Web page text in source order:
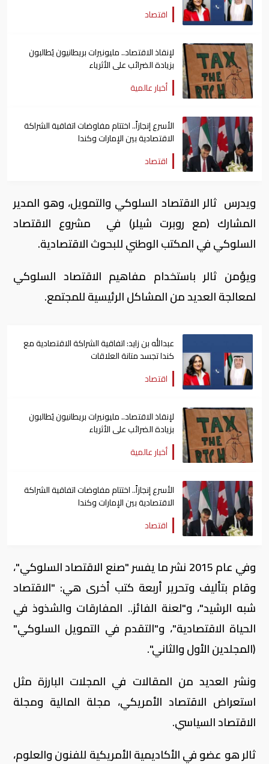
اقتصاد
لإنقاذ الاقتصاد.. مليونيرات بريطانيون يُطالبون
بزيادة الضرائب على الأثرياء
أخبار عالمية
الأسرع إنجازاً.. اختتام مفاوضات اتفاقية الشراكة
الاقتصادية بين الإمارات وكندا
اقتصاد
ويدرس ثالر الاقتصاد السلوكي والتمويل، وهو المدير
المشارك (مع روبرت شيلر) في مشروع الاقتصاد
السلوكي في المكتب الوطني للبحوث الاقتصادية.
ويؤمن ثالر باستخدام مفاهيم الاقتصاد السلوكي
لمعالجة العديد من المشاكل الرئيسية للمجتمع.
عبدالله بن زايد: اتفاقية الشراكة الاقتصادية مع
كندا تجسد متانة العلاقات
اقتصاد
لإنقاذ الاقتصاد.. مليونيرات بريطانيون يُطالبون
بزيادة الضرائب على الأثرياء
أخبار عالمية
الأسرع إنجازاً.. اختتام مفاوضات اتفاقية الشراكة
الاقتصادية بين الإمارات وكندا
اقتصاد
وفي عام 2015 نشر ما يفسر "صنع الاقتصاد السلوكي"،
وقام بتأليف وتحرير أربعة كتب أخرى هي: "الاقتصاد
شبه الرشيد"، و"لعنة الفائز.. المفارقات والشذوذ في
الحياة الاقتصادية"، و"التقدم في التمويل السلوكي"
(المجلدين الأول والثاني".
ونشر العديد من المقالات في المجلات البارزة مثل
استعراض الاقتصاد الأمريكي، مجلة المالية ومجلة
الاقتصاد السياسي.
ثالر هو عضو في الأكاديمية الأمريكية للفنون والعلوم،